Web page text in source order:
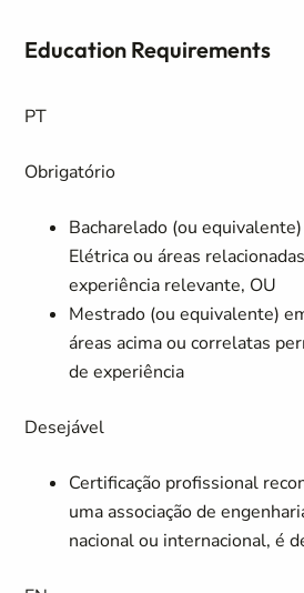
Education Requirements
PT
Obrigatório
Bacharelado (ou
Elétrica ou áreas
experiência relevante, OU
Mestrado (ou equivalente)
áreas acima ou correlatas
de experiência
Desejável
Certificação profissional
uma associação de
nacional ou internacional, é